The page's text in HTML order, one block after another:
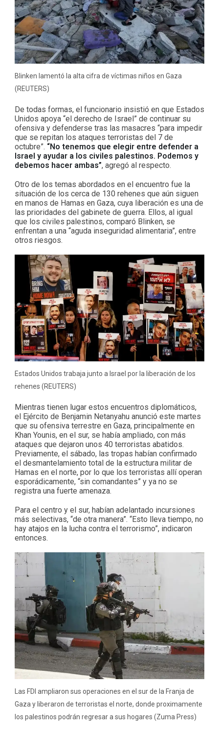
Blinken lamentó la alta cifra de víctimas niños en Gaza
(REUTERS)
De todas formas, el funcionario insistió en que Estados
Unidos apoya “el derecho de Israel” de continuar su
ofensiva y defenderse tras las masacres “para impedir
que se repitan los ataques terroristas del 7 de
octubre”. “No tenemos que elegir entre defender a
Israel y ayudar a los civiles palestinos. Podemos y
debemos hacer ambas”, agregó al respecto.
Otro de los temas abordados en el encuentro fue la
situación de los cerca de 130 rehenes que aún siguen
en manos de Hamas en Gaza, cuya liberación es una de
las prioridades del gabinete de guerra. Ellos, al igual
que los civiles palestinos, comparó Blinken, se
enfrentan a una “aguda inseguridad alimentaria”, entre
otros riesgos.
Estados Unidos trabaja junto a Israel por la liberación de los
rehenes (REUTERS)
Mientras tienen lugar estos encuentros diplomáticos,
el Ejército de Benjamin Netanyahu anunció este martes
que su ofensiva terrestre en Gaza, principalmente en
Khan Younis, en el sur, se había ampliado, con más
ataques que dejaron unos 40 terroristas abatidos.
Previamente, el sábado, las tropas habían confirmado
el desmantelamiento total de la estructura militar de
Hamas en el norte, por lo que los terroristas allí operan
esporádicamente, “sin comandantes” y ya no se
registra una fuerte amenaza.
Para el centro y el sur, habían adelantado incursiones
más selectivas, “de otra manera”. “Esto lleva tiempo, no
hay atajos en la lucha contra el terrorismo”, indicaron
entonces.
Las FDI ampliaron sus operaciones en el sur de la Franja de
Gaza y liberaron de terroristas el norte, donde proximamente
los palestinos podrán regresar a sus hogares (Zuma Press)